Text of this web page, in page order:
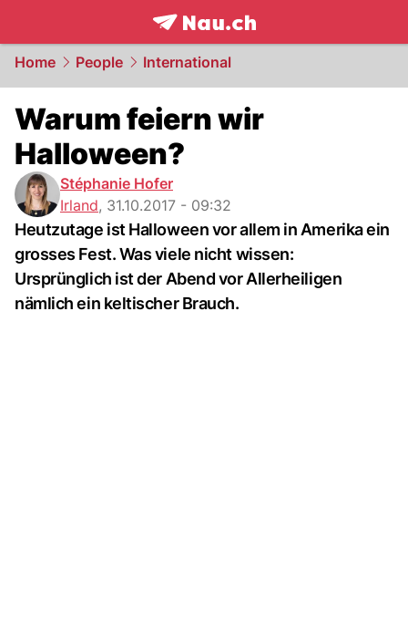
frontpage.NAU.ch
Home People International
Warum feiern wir
Halloween?
Stéphanie Hofer
Irland, 31.10.2017 - 09:32
Heutzutage ist Halloween vor allem in Amerika ein
grosses Fest. Was viele nicht wissen:
Ursprünglich ist der Abend vor Allerheiligen
nämlich ein keltischer Brauch.